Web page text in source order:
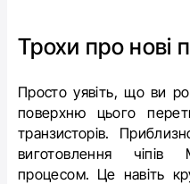
Трохи про нові
Просто уявіть, що ви
поверхню цього
транзисторів.
виготовлення
процесом. Це навіть